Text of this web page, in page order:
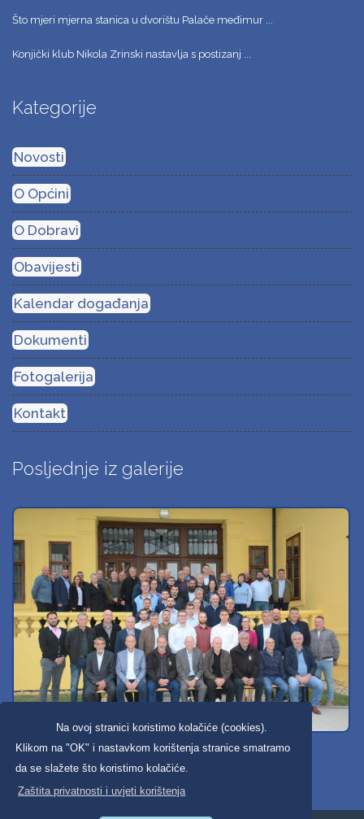
Na ovoj stranici koristimo kolačiće (cookies).
Klikom na "OK" i nastavkom korištenja stranice smatramo
da se slažete što koristimo kolačiće.
Zaštita privatnosti i uvjeti korištenja
Što mjeri mjerna stanica u dvorištu Palače međimur ...
Konjički klub Nikola Zrinski nastavlja s postizanj ...
Kategorije
Novosti
O Općini
O Dobravi
Obavijesti
Kalendar događanja
Dokumenti
Fotogalerija
Kontakt
Posljednje iz galerije
Svi dobravski košarkaši